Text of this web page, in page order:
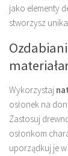
jako elementy
stworzysz
Wykorzystaj
osłonek na
Zastosuj
osłonkom
uporządkuj je